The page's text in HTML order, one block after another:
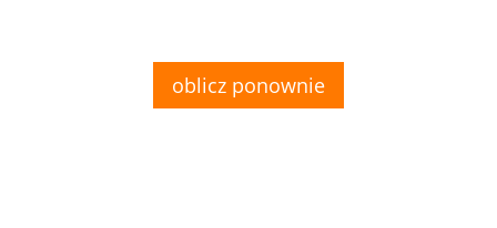
oblicz ponownie